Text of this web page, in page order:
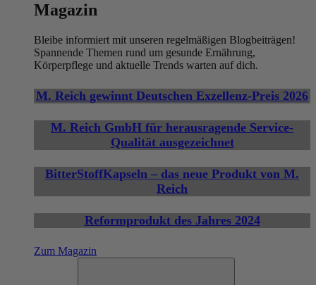
Magazin
Bleibe informiert mit unseren regelmäßigen Blogbeiträgen!
Spannende Themen rund um gesunde Ernährung,
Körperpflege und aktuelle Trends warten auf dich.
M. Reich gewinnt Deutschen Exzellenz-Preis 2026
M. Reich GmbH für herausragende Service-
Qualität ausgezeichnet
BitterStoffKapseln – das neue Produkt von M.
Reich
Reformprodukt des Jahres 2024
Zum Magazin